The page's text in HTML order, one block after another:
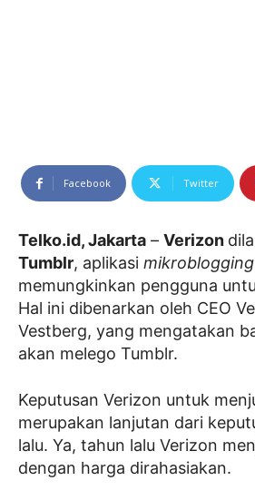
Facebook Twitter
Telko.id, Jakarta – Verizon
Tumblr, aplikasi mikroblogging
memungkinkan pengguna
Hal ini dibenarkan oleh CEO
Vestberg, yang mengatakan
akan melego Tumblr.
Keputusan Verizon untuk
merupakan lanjutan dari
lalu. Ya, tahun lalu Verizon
dengan harga dirahasiakan.